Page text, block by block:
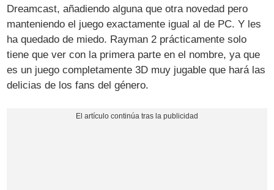
Dreamcast, añadiendo alguna que otra novedad pero
manteniendo el juego exactamente igual al de PC. Y les
ha quedado de miedo. Rayman 2 prácticamente solo
tiene que ver con la primera parte en el nombre, ya que
es un juego completamente 3D muy jugable que hará las
delicias de los fans del género.